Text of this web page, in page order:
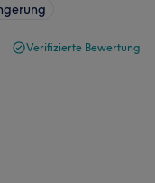
Verifizierte Bewertung